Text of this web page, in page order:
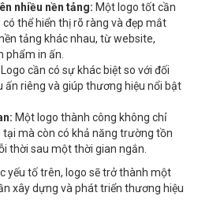
nhiều nền tảng: Một logo tốt cần
thể hiển thị rõ ràng và đẹp mắt
tảng khác nhau, từ website,
phẩm in ấn.
Logo cần có sự khác biệt so với đối
ấn riêng và giúp thương hiệu nổi bật
Một logo thành công không chỉ
mà còn có khả năng trường tồn
thời sau một thời gian ngắn.
yếu tố trên, logo sẽ trở thành một
xây dựng và phát triển thương hiệu